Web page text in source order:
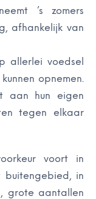
’s zomers
afhankelijk van
allerlei voedsel
opnemen.
aan hun eigen
tegen elkaar
voort in
buitengebied, in
grote aantallen